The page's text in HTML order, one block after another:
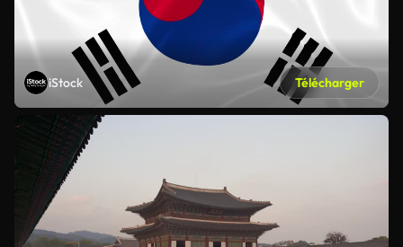
iStock Télécharger